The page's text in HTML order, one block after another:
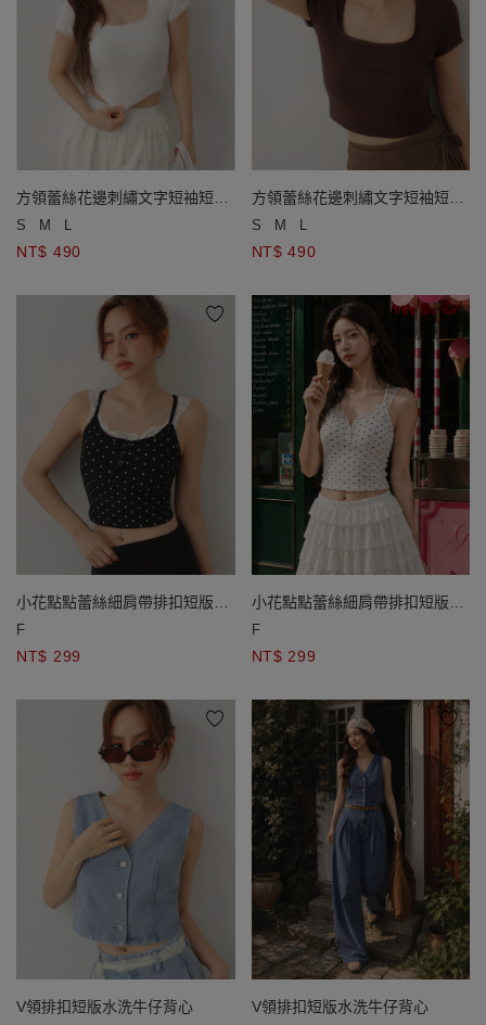
方領蕾絲花邊刺繡文字短袖短版
羅紋上衣
S M L
NT$ 490
方領蕾絲花邊刺繡文字短袖短版
羅紋上衣
S M L
NT$ 490
小花點點蕾絲細肩帶排扣短版
BRA背心
F
NT$ 299
小花點點蕾絲細肩帶排扣短版
BRA背心
F
NT$ 299
V領排扣短版水洗牛仔背心 V領排扣短版水洗牛仔背心